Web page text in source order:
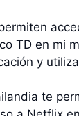
TD en mi
y
te